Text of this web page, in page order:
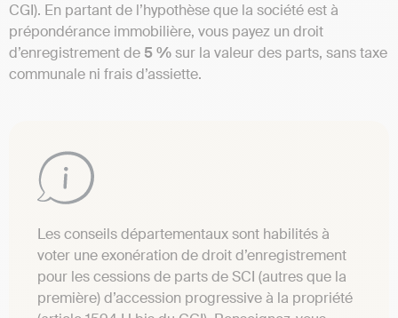
CGI). En partant de l’hypothèse que la société est à
prépondérance immobilière, vous payez un droit
d’enregistrement de 5 %sur la valeur des parts, sans taxe
communale ni frais d’assiette.
Les conseils départementaux sont habilités à
voter une exonération de droit d’enregistrement
pour les cessions de parts de SCI (autres que la
première) d’accession progressive à la propriété